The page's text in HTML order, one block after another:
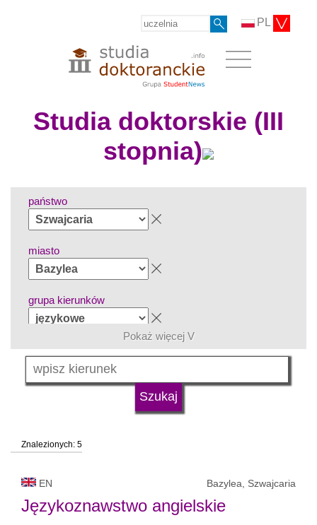
PL
Studia doktorskie (III
stopnia)
państwo
miasto
grupa kierunków
język
status uczelni
Pokaż więcej V
Znalezionych: 5
EN Bazylea, Szwajcaria
Językoznawstwo angielskie